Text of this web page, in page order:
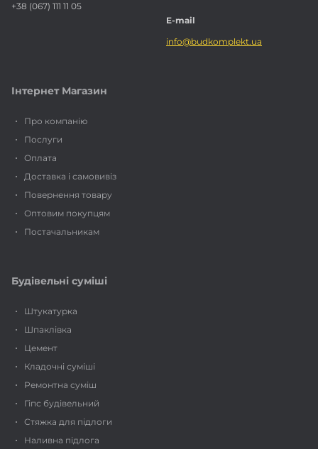
+38 (067) 111 11 05
E-mail
info@budkomplekt.ua
Інтернет Магазин
Про компанію
Послуги
Оплата
Доставка і самовивіз
Повернення товару
Оптовим покупцям
Постачальникам
Будівельні суміші
Штукатурка
Шпаклівка
Цемент
Кладочні суміші
Ремонтна суміш
Гіпс будівельний
Стяжка для підлоги
Наливна підлога